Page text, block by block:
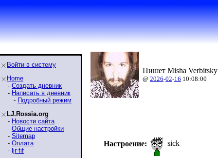
Войти в систему
Home
- Создать дневник
- Написать в дневник
- Подробный режим
LJ.Rossia.org
- Новости сайта
- Общие настройки
- Sitemap
- Оплата
- ljr-fif
Пишет Misha
@ 2026-02-16 10:08:00
Настроение: sick